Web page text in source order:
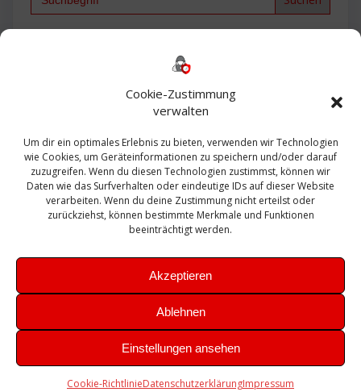
Cookie-Zustimmung
verwalten
Um dir ein optimales Erlebnis zu bieten, verwenden wir Technologien
wie Cookies, um Geräteinformationen zu speichern und/oder darauf
zuzugreifen. Wenn du diesen Technologien zustimmst, können wir
Daten wie das Surfverhalten oder eindeutige IDs auf dieser Website
verarbeiten. Wenn du deine Zustimmung nicht erteilst oder
zurückziehst, können bestimmte Merkmale und Funktionen
beeinträchtigt werden.
Akzeptieren
Ablehnen
Einstellungen ansehen
Cookie-RichtlinieDatenschutzerklärungImpressum
Bautagebuch
Exchange firewall Fritzbox
Microsoft
Sanierung SBS Security Server Sicherheit
Sicherung SIEM Sophos SSL Ubuntu
Update Upgrade UTM VCenter VCSA Veeam
VMWare VPN WAZUH Windows
Zertifikat
Theme